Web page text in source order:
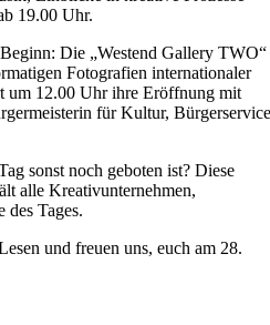
19.00 Uhr.
Die „Westend Gallery TWO“
Fotografien internationaler
um 12.00 Uhr ihre Eröffnung mit
für Kultur,
sonst noch geboten ist? Diese
alle Kreativunternehmen,
des Tages.
und freuen uns, euch am 28.